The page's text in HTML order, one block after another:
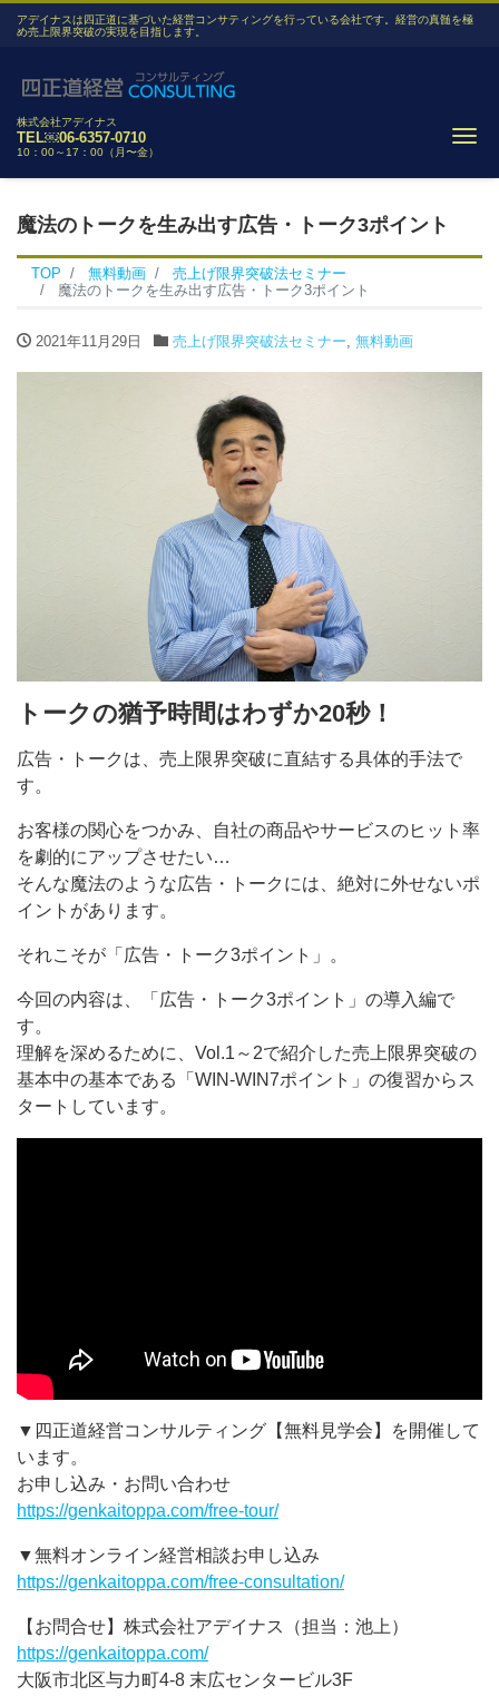
アデイナスは四正道に基づいた経営コンサティングを行っている会社です。経営の真髄を極
め売上限界突破の実現を目指します。
株式会社アデイナス
TEL￼06-6357-0710
10：00～17：00（月〜金）
魔法のトークを生み出す広告・トーク3ポイント
TOP 無料動画
売上げ限界突破法セミナー
魔法のトークを生み出す広告・トーク3ポイント
2021年11月29日 売上げ限界突破法セミナー 無料動画
トークの猶予時間はわずか20秒！
広告・トークは、売上限界突破に直結する具体的手法で
す。
お客様の関心をつかみ、自社の商品やサービスのヒット率
を劇的にアップさせたい…
そんな魔法のような広告・トークには、絶対に外せないポ
イントがあります。
それこそが「広告・トーク3ポイント」。
今回の内容は、「広告・トーク3ポイント」の導入編で
す。
理解を深めるために、Vol.1～2で紹介した売上限界突破の
基本中の基本である「WIN-WIN7ポイント」の復習からス
タートしています。
▼四正道経営コンサルティング【無料見学会】を開催して
います。
お申し込み・お問い合わせ
https://genkaitoppa.com/free-tour/
▼無料オンライン経営相談お申し込み
https://genkaitoppa.com/free-consultation/
【お問合せ】株式会社アデイナス（担当：池上）
https://genkaitoppa.com/
大阪市北区与力町4-8 末広センタービル3F